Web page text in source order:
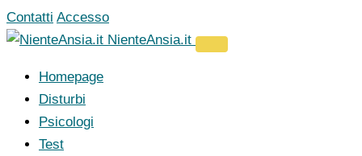
Vai
al
Contatti Accesso
NienteAnsia.it
Homepage
Disturbi
Psicologi
Test